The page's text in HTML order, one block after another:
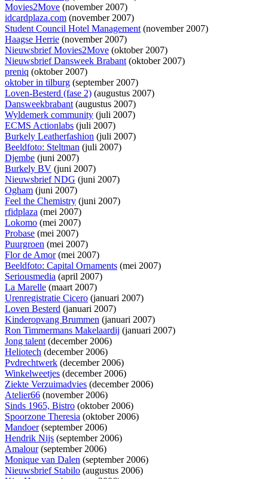
Movies2Move (november 2007)
idcardplaza.com (november 2007)
Student Council Hotel Management(november 2007)
Haagse Herrie (november 2007)
Nieuwsbrief Movies2Move (oktober 2007)
Nieuwsbrief Dansweek Brabant(oktober 2007)
preniq (oktober 2007)
oktober in tilburg (september 2007)
Loven-Besterd (fase 2) (augustus 2007)
Dansweekbrabant(augustus 2007)
Wyldemerk community (juli 2007)
ECMS Actionlabs (juli 2007)
Burkely Leatherfashion (juli 2007)
Beeldfoto: Steltman (juli 2007)
Djembe (juni 2007)
Burkely BV (juni 2007)
Nieuwsbrief NDG (juni 2007)
Ogham (juni 2007)
Feel the Chemistry (juni 2007)
rfidplaza (mei 2007)
Lokomo (mei 2007)
Probase (mei 2007)
Puurgroen (mei 2007)
Flor de Amor(mei 2007)
Beeldfoto: Capital Ornaments (mei 2007)
Seriousmedia (april 2007)
La Marelle (maart 2007)
Urenregistratie Cicero (januari 2007)
Loven Besterd (januari 2007)
Kinderopvang Brummen (januari 2007)
Ron Timmermans Makelaardij (januari 2007)
Jong talent(december 2006)
Heliotech (december 2006)
Pvdrechtwerk (december 2006)
Winkelweetjes (december 2006)
Ziekte Verzuimadvies (december 2006)
Atelier66 (november 2006)
Sinds 1965, Bistro (oktober 2006)
Spoorzone Theresia (oktober 2006)
Mandoer(september 2006)
Hendrik Nijs (september 2006)
Amalour(september 2006)
Monique van Dalen (september 2006)
Nieuwsbrief Stabilo (augustus 2006)